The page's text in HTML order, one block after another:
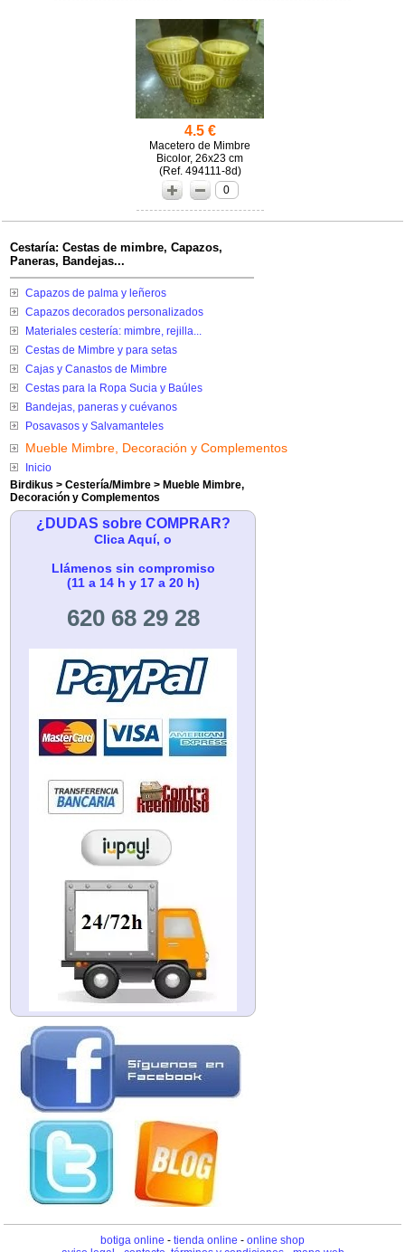
4.5 €
Macetero de Mimbre
Bicolor, 26x23 cm
(
494111-8d)
0
Cestaría: Cestas de mimbre, Capazos,
Paneras, Bandejas...
Capazos de palma y leñeros
Capazos decorados personalizados
Materiales cestería: mimbre, rejilla...
Cestas de Mimbre y para setas
Cajas y Canastos de Mimbre
Cestas para la Ropa Sucia y Baúles
Bandejas, paneras y cuévanos
Posavasos y Salvamanteles
Mueble Mimbre, Decoración y Complementos
Inicio
Birdikus > Cestería/Mimbre > Mueble Mimbre,
Decoración y Complementos
¿DUDAS sobre COMPRAR?
Clica Aquí, o
Llámenos sin compromiso
(11 a 14 h y 17 a 20 h)
620 68 29 28
botiga online - tienda online - online shop